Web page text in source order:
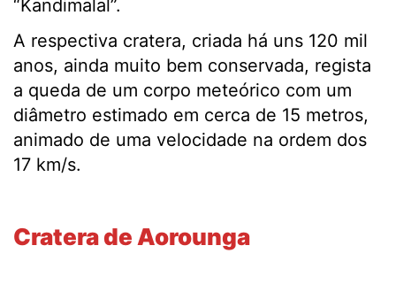
“Kandimalal”.
A respectiva cratera, criada há uns 120 mil
anos, ainda muito bem conservada, regista
a queda de um corpo meteórico com um
diâmetro estimado em cerca de 15 metros,
animado de uma velocidade na ordem dos
17 km/s.
Cratera de Aorounga